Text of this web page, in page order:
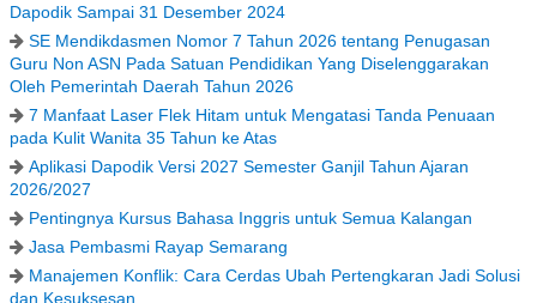
Dapodik Sampai 31 Desember 2024
SE Mendikdasmen Nomor 7 Tahun 2026 tentang Penugasan
Guru Non ASN Pada Satuan Pendidikan Yang Diselenggarakan
Oleh Pemerintah Daerah Tahun 2026
7 Manfaat Laser Flek Hitam untuk Mengatasi Tanda Penuaan
pada Kulit Wanita 35 Tahun ke Atas
Aplikasi Dapodik Versi 2027 Semester Ganjil Tahun Ajaran
2026/2027
Pentingnya Kursus Bahasa Inggris untuk Semua Kalangan
Jasa Pembasmi Rayap Semarang
Manajemen Konflik: Cara Cerdas Ubah Pertengkaran Jadi Solusi
dan Kesuksesan